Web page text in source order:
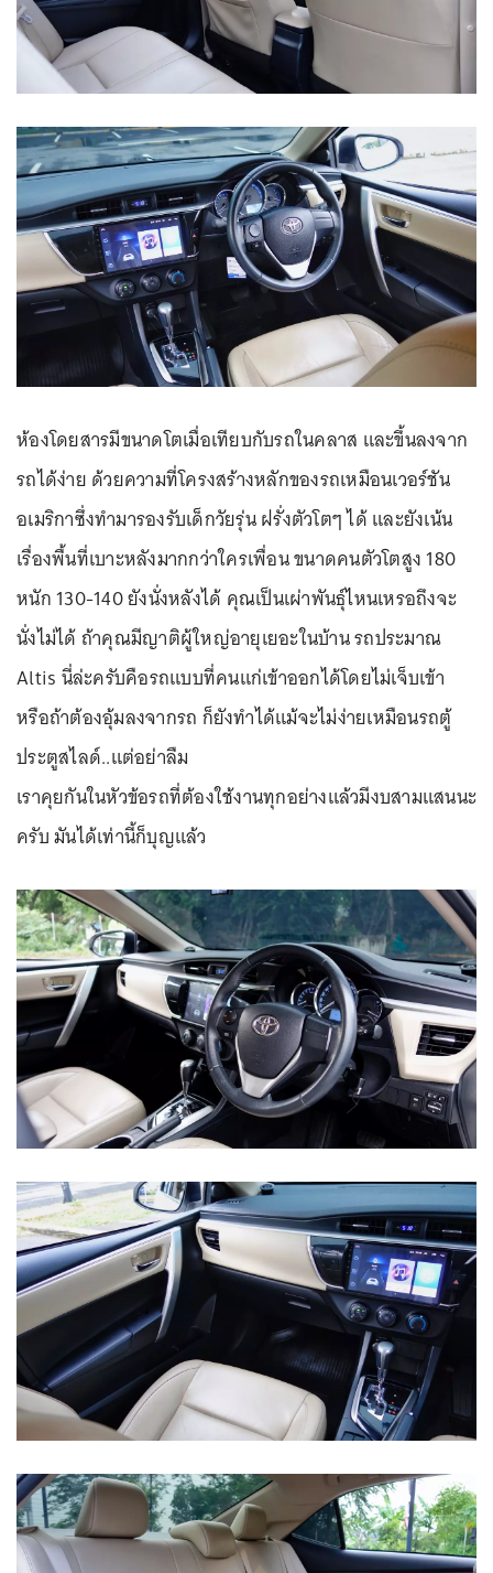
ห้องโดยสารมีขนาดโตเมื่อเทียบกับรถในคลาส และขึ้นลงจาก
รถได้ง่าย ด้วยความที่โครงสร้างหลักของรถเหมือนเวอร์ชัน
อเมริกาซึ่งทำมารองรับเด็กวัยรุ่น ฝรั่งตัวโตๆ ได้ และยังเน้น
เรื่องพื้นที่เบาะหลังมากกว่าใครเพื่อน ขนาดคนตัวโตสูง 180
หนัก 130-140 ยังนั่งหลังได้ คุณเป็นเผ่าพันธุ์ไหนเหรอถึงจะ
นั่งไม่ได้ ถ้าคุณมีญาติผู้ใหญ่อายุเยอะในบ้าน รถประมาณ
Altis นี่ล่ะครับคือรถแบบที่คนแก่เข้าออกได้โดยไม่เจ็บเข้า
หรือถ้าต้องอุ้มลงจากรถ ก็ยังทำได้แม้จะไม่ง่ายเหมือนรถตู้
ประตูสไลด์..แต่อย่าลืม
เราคุยกันในหัวข้อรถที่ต้องใช้งานทุกอย่างแล้วมีงบสามแสนนะ
ครับ มันได้เท่านี้ก็บุญแล้ว